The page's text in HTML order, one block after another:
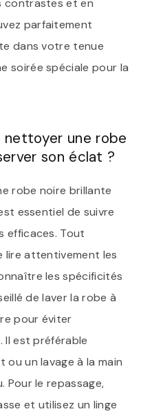
contrastes et en
parfaitement
dans votre tenue
soirée spéciale pour la
une robe
son éclat ?
robe noire brillante
essentiel de suivre
efficaces. Tout
lire attentivement les
les spécificités
de laver la robe à
pour éviter
Il est préférable
ou un lavage à la main
Pour le repassage,
et utilisez un linge